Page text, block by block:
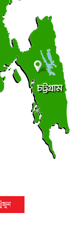
মৃদু ধাক্কাধাক্কি
উদ্বোধন